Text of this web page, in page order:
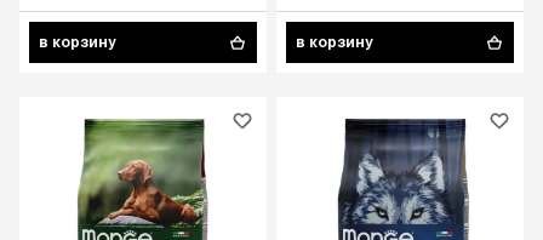
в корзину в корзину